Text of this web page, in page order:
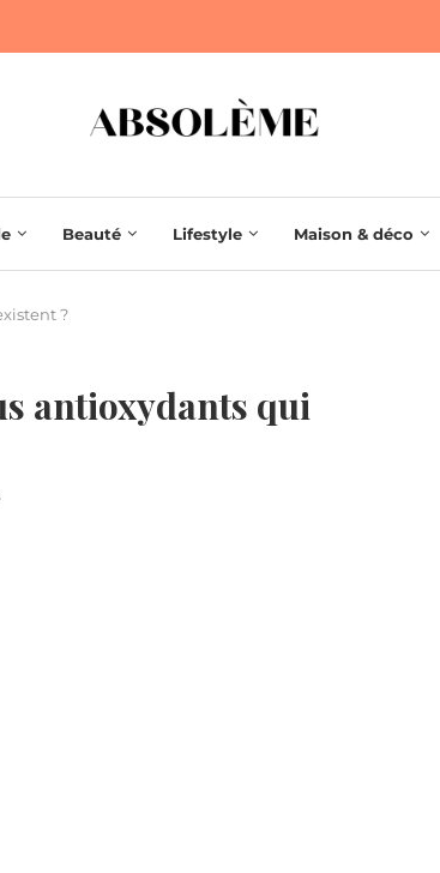
Beauté Lifestyle Maison & déco
?
antioxydants qui